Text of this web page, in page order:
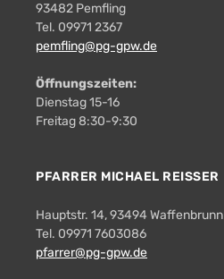
93482 Pemfling
Tel. 09971 2367
pemfling@pg-gpw.de
Öffnungszeiten:
Dienstag 15-16
Freitag 8:30-9:30
PFARRER MICHAEL REISSER
Hauptstr. 14, 93494 Waffenbrunn
Tel. 09971 7603086
pfarrer@pg-gpw.de